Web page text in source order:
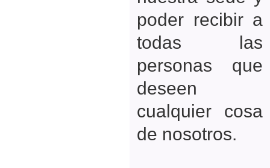
poder recibir a
todas las
personas que
deseen
cualquier cosa
de nosotros.